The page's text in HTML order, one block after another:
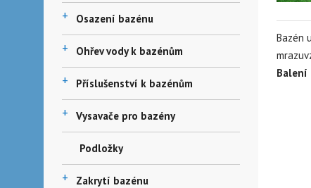
+ Osazení bazénu
+ Ohřev vody k bazénům
+ Příslušenství k bazénům
+ Vysavače pro bazény
Podložky
+ Zakrytí bazénu
Bazén
Balení